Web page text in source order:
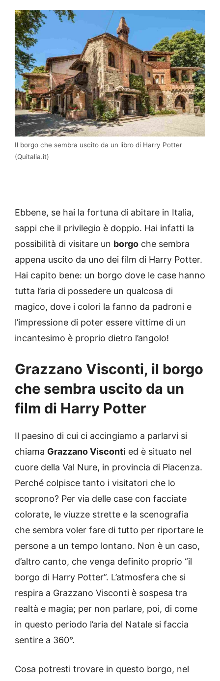
Il borgo che sembra uscito da un libro di Harry Potter
(Quitalia.it)
Ebbene, se hai la fortuna di abitare in Italia,
sappi che il privilegio è doppio. Hai infatti la
possibilità di visitare un borgo che sembra
appena uscito da uno dei film di Harry Potter.
Hai capito bene: un borgo dove le case hanno
tutta l’aria di possedere un qualcosa di
magico, dove i colori la fanno da padroni e
l’impressione di poter essere vittime di un
incantesimo è proprio dietro l’angolo!
Grazzano Visconti, il borgo
che sembra uscito da un
film di Harry Potter
Il paesino di cui ci accingiamo a parlarvi si
chiama Grazzano Visconti ed è situato nel
cuore della Val Nure, in provincia di Piacenza.
Perché colpisce tanto i visitatori che lo
scoprono? Per via delle case con facciate
colorate, le viuzze strette e la scenografia
che sembra voler fare di tutto per riportare le
persone a un tempo lontano. Non è un caso,
d’altro canto, che venga definito proprio “il
borgo di Harry Potter”. L’atmosfera che si
respira a Grazzano Visconti è sospesa tra
realtà e magia; per non parlare, poi, di come
in questo periodo l’aria del Natale si faccia
sentire a 360°.
Cosa potresti trovare in questo borgo, nel